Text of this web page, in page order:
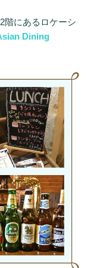
階にあるロケーシ
Dining